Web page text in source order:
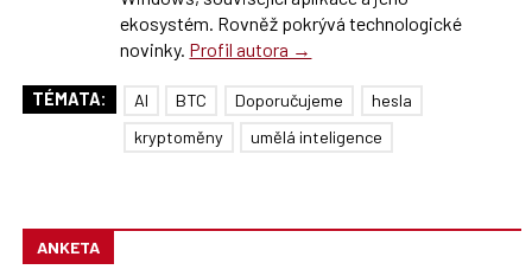
ekosystém. Rovněž pokrývá technologické
novinky. Profil autora →
TÉMATA: AI BTC Doporučujeme
hesla
kryptoměny
umělá inteligence
ANKETA